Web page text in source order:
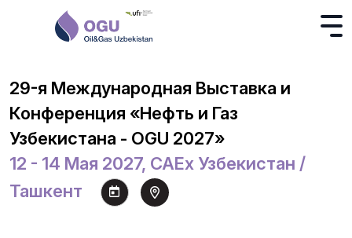
29-я Международная Выставка и
Конференция «Нефть и Газ
Узбекистана - OGU 2027»
12 - 14 Мая 2027, CAEx Узбекистан /
Ташкент